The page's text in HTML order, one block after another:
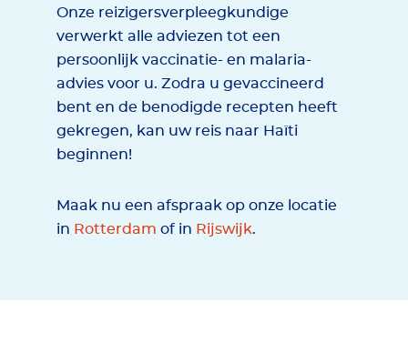
Onze reizigersverpleegkundige
verwerkt alle adviezen tot een
persoonlijk vaccinatie- en malaria-
advies voor u. Zodra u gevaccineerd
bent en de benodigde recepten heeft
gekregen, kan uw reis naar Haïti
beginnen!
Maak nu een afspraak op onze locatie
in Rotterdam of in Rijswijk.